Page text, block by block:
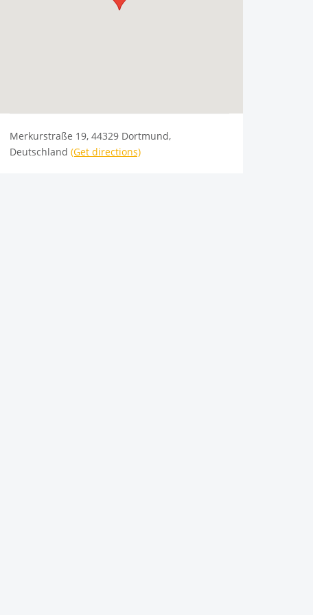
Merkurstraße 19, 44329 Dortmund,
Deutschland (Get directions)